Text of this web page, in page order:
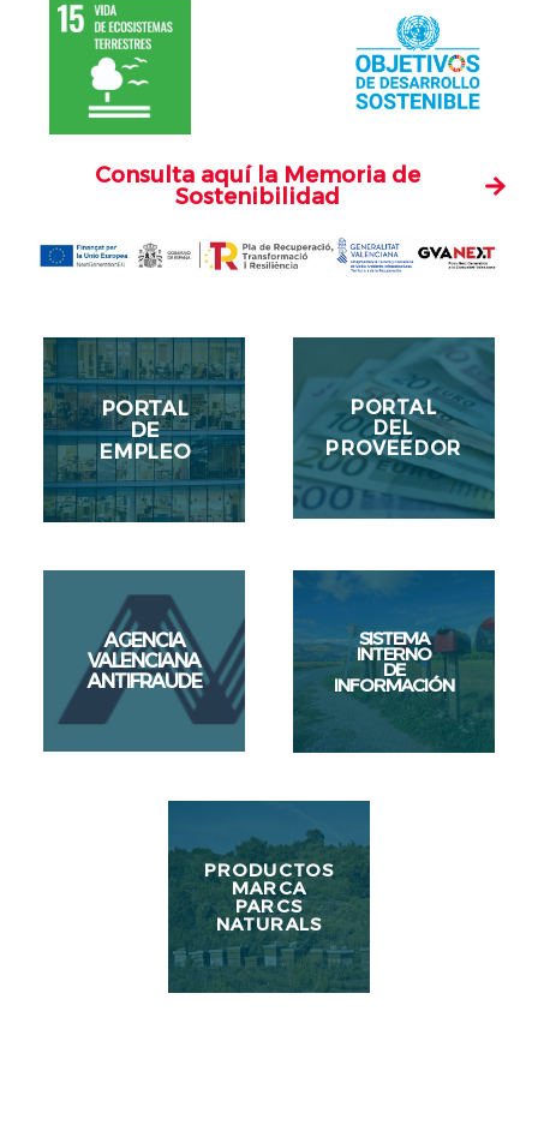
Consulta aquí la Memoria de
Sostenibilidad
PORTAL
DE
EMPLEO
PORTAL
DEL
PROVEEDOR
AGENCIA
VALENCIANA
ANTIFRAUDE
SISTEMA
INTERNO
DE
INFORMACIÓN
PRODUCTOS
MARCA
PARCS
NATURALS